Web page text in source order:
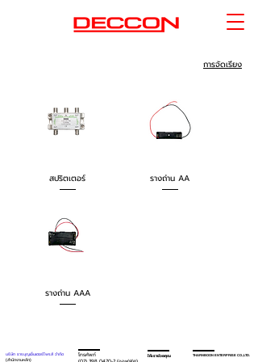
การจัดเรียง
สปริตเตอร์ รางถ่าน AA
รางถ่าน AAA
บริษัท ธารบุญเอ็นเตอร์ไพรส์ จำกัด
(สำนักงานหลัก)
โทรศัพท์
ให้เราช่วยคุณ THARNBOON ENTERPRISE CO.,LTD.